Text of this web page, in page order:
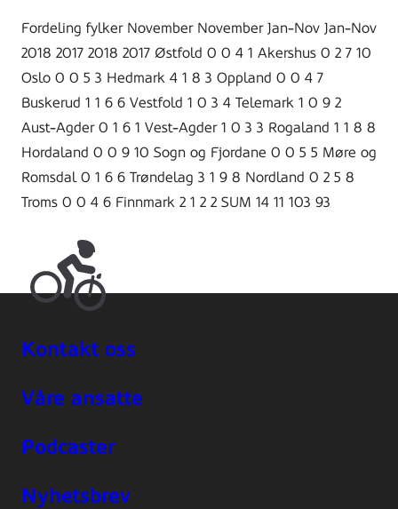
Fordeling fylker November November Jan-Nov Jan-Nov
2018 2017 2018 2017 Østfold 0 0 4 1 Akershus 0 2 7 10
Oslo 0 0 5 3 Hedmark 4 1 8 3 Oppland 0 0 4 7
Buskerud 1 1 6 6 Vestfold 1 0 3 4 Telemark 1 0 9 2
Aust-Agder 0 1 6 1 Vest-Agder 1 0 3 3 Rogaland 1 1 8 8
Hordaland 0 0 9 10 Sogn og Fjordane 0 0 5 5 Møre og
Romsdal 0 1 6 6 Trøndelag 3 1 9 8 Nordland 0 2 5 8
Troms 0 0 4 6 Finnmark 2 1 2 2 SUM 14 11 103 93
Kontakt oss
Våre ansatte
Podcaster
Nyhetsbrev